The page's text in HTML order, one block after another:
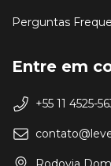
Perguntas
Entre em
+55 11 4525-